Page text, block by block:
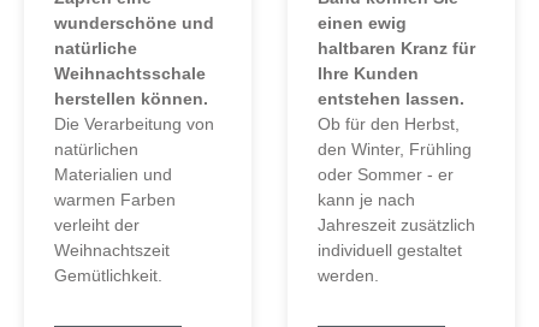
wunderschöne und
natürliche
Weihnachtsschale
herstellen können.
Die Verarbeitung von
natürlichen
Materialien und
warmen Farben
verleiht der
Weihnachtszeit
Gemütlichkeit.
einen ewig
haltbaren Kranz für
Ihre Kunden
entstehen lassen.
Ob für den Herbst,
den Winter, Frühling
oder Sommer - er
kann je nach
Jahreszeit zusätzlich
individuell gestaltet
werden.